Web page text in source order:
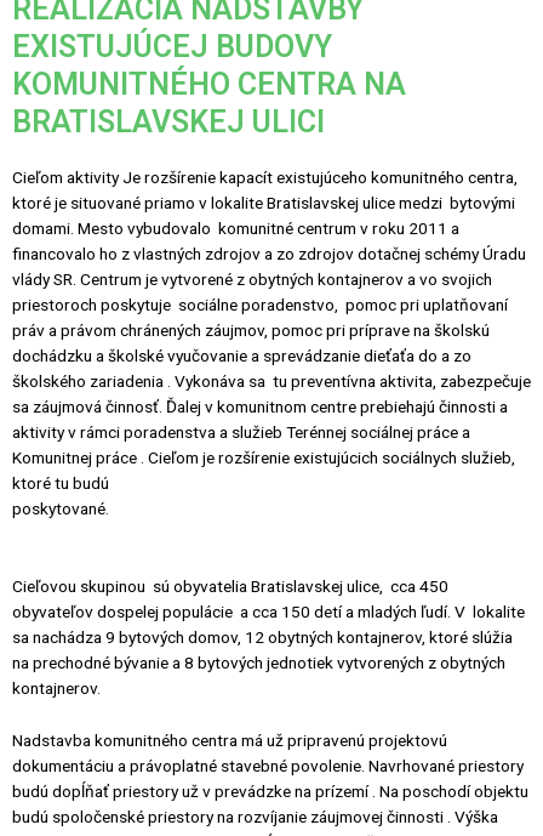
REALIZÁCIA NADSTAVBY
EXISTUJÚCEJ BUDOVY
KOMUNITNÉHO CENTRA NA
BRATISLAVSKEJ ULICI
Cieľom aktivity Je rozšírenie kapacít existujúceho komunitného centra,
ktoré je situované priamo v lokalite Bratislavskej ulice medzi bytovými
domami. Mesto vybudovalo komunitné centrum v roku 2011 a
financovalo ho z vlastných zdrojov a zo zdrojov dotačnej schémy Úradu
vlády SR. Centrum je vytvorené z obytných kontajnerov a vo svojich
priestoroch poskytuje sociálne poradenstvo, pomoc pri uplatňovaní
práv a právom chránených záujmov, pomoc pri príprave na školskú
dochádzku a školské vyučovanie a sprevádzanie dieťaťa do a zo
školského zariadenia . Vykonáva sa tu preventívna aktivita, zabezpečuje
sa záujmová činnosť. Ďalej v komunitnom centre prebiehajú činnosti a
aktivity v rámci poradenstva a služieb Terénnej sociálnej práce a
Komunitnej práce . Cieľom je rozšírenie existujúcich sociálnych služieb,
ktoré tu budú
poskytované.
Cieľovou skupinou sú obyvatelia Bratislavskej ulice, cca 450
obyvateľov dospelej populácie a cca 150 detí a mladých ľudí. V lokalite
sa nachádza 9 bytových domov, 12 obytných kontajnerov, ktoré slúžia
na prechodné bývanie a 8 bytových jednotiek vytvorených z obytných
kontajnerov.
Nadstavba komunitného centra má už pripravenú projektovú
dokumentáciu a právoplatné stavebné povolenie. Navrhované priestory
budú dopĺňať priestory už v prevádzke na prízemí . Na poschodí objektu
budú spoločenské priestory na rozvíjanie záujmovej činnosti . Výška